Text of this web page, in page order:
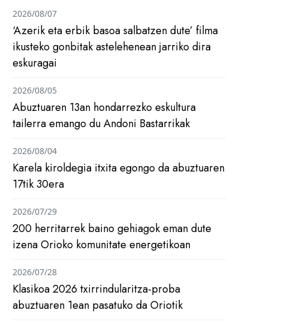
‘Azerik eta erbik basoa salbatzen dute’ filma
ikusteko gonbitak astelehenean jarriko dira
eskuragai
2026/08/07
Abuztuaren 13an hondarrezko eskultura
tailerra emango du Andoni Bastarrikak
2026/08/05
Karela kiroldegia itxita egongo da abuztuaren
17tik 30era
2026/08/04
200 herritarrek baino gehiagok eman dute
izena Orioko komunitate energetikoan
2026/07/29
Klasikoa 2026 txirrindularitza-proba
abuztuaren 1ean pasatuko da Oriotik
2026/07/28